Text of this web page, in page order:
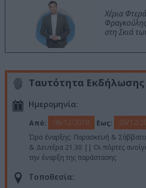
Χέρια
στη Σκιά
Ταυτότητα Εκδήλωσης
Ημερομηνία:
Από: 06/12/2019 Εως:
09/12/
Ώρα έναρξης: Παρασκευή &
& Δευτέρα 21.30 || Οι πόρτες
την έναρξη της παράστασης
Τοποθεσία: